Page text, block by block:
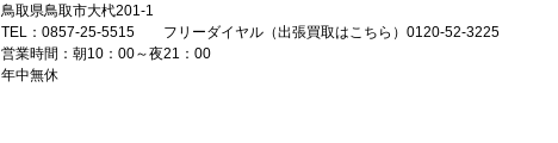
鳥取県鳥取市大杙201-1
TEL：0857-25-5515 フリーダイヤル（出張買取はこちら）0120-52-3225
営業時間：朝10：00～夜21：00
年中無休